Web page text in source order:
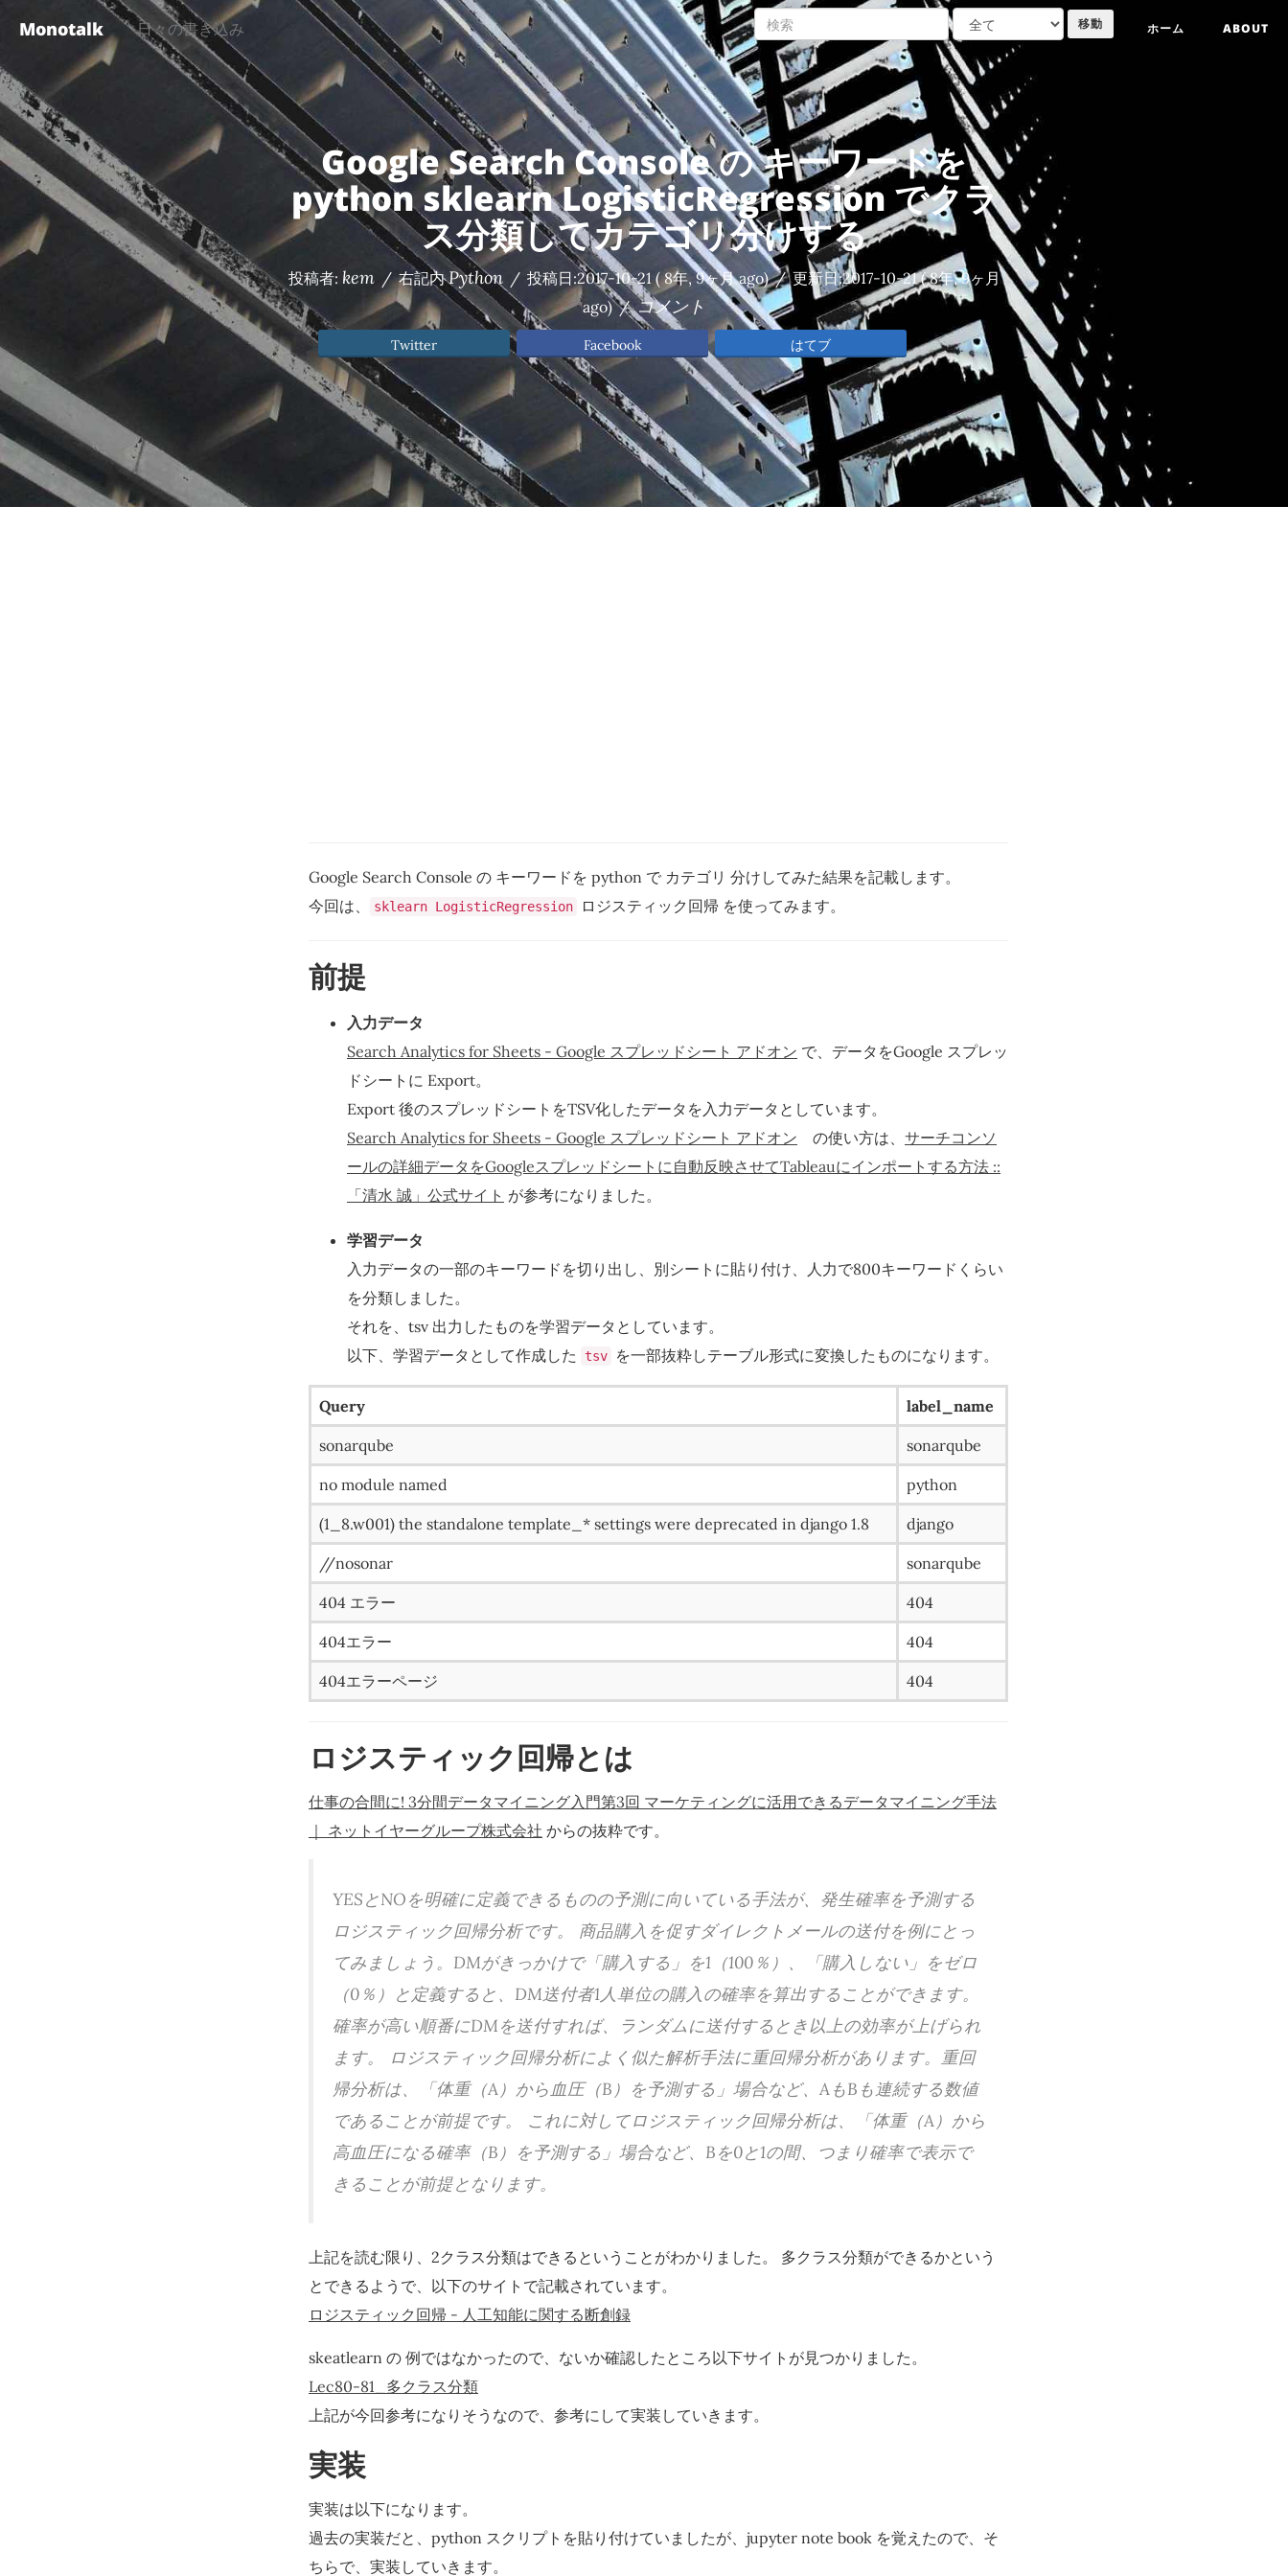
Monotalk 日々の書き込み ホーム ABOUT
Google Search Console の キーワードを
python sklearn LogisticRegression でクラ
ス分類してカテゴリ分けする
投稿者: kem / 右記内Python / 投稿日:2017-10-21( 8年, 9ヶ月 ago) / 更新日:2017-10-21( 8年, 9ヶ月
ago) / コメント
Twitter Facebook はてブ
Google Search Console の キーワードを python で カテゴリ 分けしてみた結果を記載します。
今回は、
sklearn LogisticRegression ロジスティック回帰 を使ってみます。
前提
入力データ
Search Analytics for Sheets - Google スプレッドシート アドオン で、データをGoogle スプレッ
ドシートに Export。
Export 後のスプレッドシートをTSV化したデータを入力データとしています。
Search Analytics for Sheets - Google スプレッドシート アドオン の使い方は、 サーチコンソ
ールの詳細データをGoogleスプレッドシートに自動反映させてTableauにインポートする方法 ::
「清水 誠」公式サイト が参考になりました。
学習データ
入力データの一部のキーワードを切り出し、別シートに貼り付け、人力で800キーワードくらい
を分類しました。
それを、tsv 出力したものを学習データとしています。
以下、学習データとして作成した
tsv を一部抜粋しテーブル形式に変換したものになります。
Query label_name
sonarqube sonarqube
no module named python
(1_8.w001) the standalone template_* settings were deprecated in django 1.8 django
//nosonar sonarqube
404 エラー 404
404エラー 404
404エラーページ 404
ロジスティック回帰とは
仕事の合間に! 3分間データマイニング入門第3回 マーケティングに活用できるデータマイニング手法
｜ ネットイヤーグループ株式会社 からの抜粋です。
YESとNOを明確に定義できるものの予測に向いている手法が、発生確率を予測する
ロジスティック回帰分析です。 商品購入を促すダイレクトメールの送付を例にとっ
てみましょう。DMがきっかけで「購入する」を1（100％）、「購入しない」をゼロ
（0％）と定義すると、DM送付者1人単位の購入の確率を算出することができます。
確率が高い順番にDMを送付すれば、ランダムに送付するとき以上の効率が上げられ
ます。 ロジスティック回帰分析によく似た解析手法に重回帰分析があります。重回
帰分析は、「体重（A）から血圧（B）を予測する」場合など、AもBも連続する数値
であることが前提です。 これに対してロジスティック回帰分析は、「体重（A）から
高血圧になる確率（B）を予測する」場合など、Bを0と1の間、つまり確率で表示で
きることが前提となります。
上記を読む限り、2クラス分類はできるということがわかりました。 多クラス分類ができるかという
とできるようで、以下のサイトで記載されています。
ロジスティック回帰 - 人工知能に関する断創録
skeatlearn の 例ではなかったので、ないか確認したところ以下サイトが見つかりました。
Lec80-81_多クラス分類
上記が今回参考になりそうなので、参考にして実装していきます。
実装
実装は以下になります。
過去の実装だと、python スクリプトを貼り付けていましたが、jupyter note book を覚えたので、そ
ちらで、実装していきます。